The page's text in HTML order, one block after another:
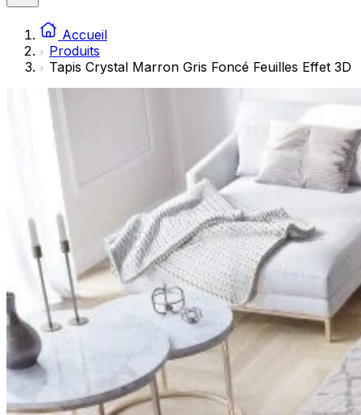
Accueil
Produits
Tapis Crystal Marron Gris Foncé Feuilles Effet 3D
Les cookies marketing sont utilisés pour suivre les
engageantes pour l'utilisateur individuel et, par
Les cookies non classés sont des cookies qui sont en